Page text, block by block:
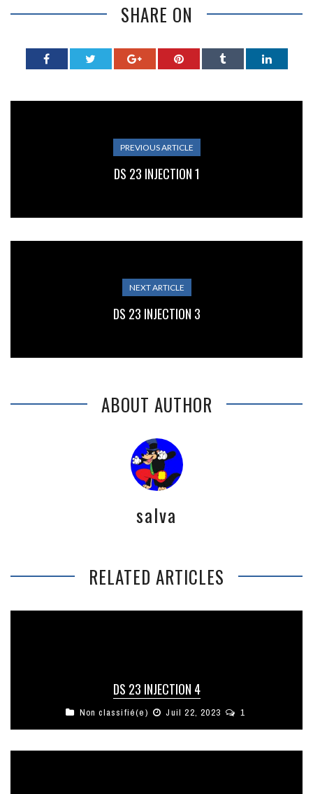
SHARE ON
PREVIOUS ARTICLE
DS 23 INJECTION 1
NEXT ARTICLE
DS 23 INJECTION 3
ABOUT AUTHOR
salva
RELATED ARTICLES
DS 23 INJECTION 4
Non classifié(e) Juil 22, 2023 1